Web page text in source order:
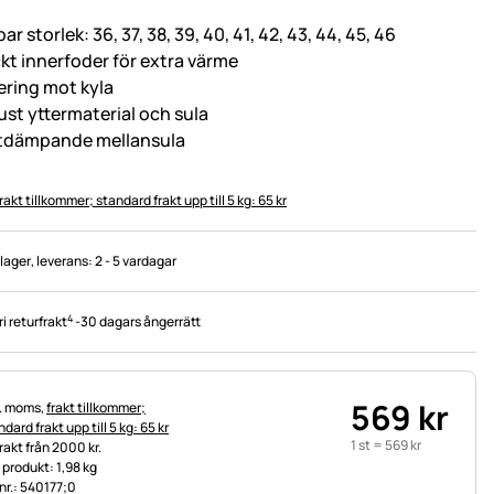
storlek: 36, 37, 38, 39, 40, 41, 42, 43, 44, 45, 46
innerfoder för extra värme
mot kyla
yttermaterial och sula
mellansula
tillkommer; standard frakt upp till 5 kg: 65 kr
, leverans:2 - 5 vardagar
returfrakt4-30 dagars ångerrätt
moms,frakt tillkommer;
frakt upp till 5 kg: 65 kr
från 2000 kr.
1,98 kg
540177;0
569 kr
1 st = 569kr